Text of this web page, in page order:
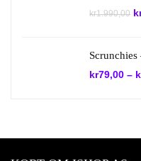
kr1.990,00
kr79,00 –